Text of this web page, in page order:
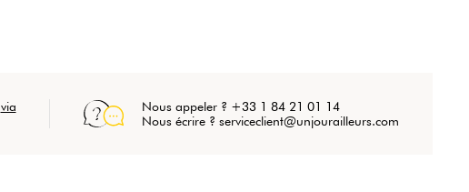
via
Nous appeler ? +33 1 84 21 01 14
Nous écrire ? serviceclient@unjourailleurs.com